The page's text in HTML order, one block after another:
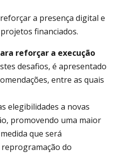
a presença digital e
financiados.
reforçar a execução
desafios, é apresentado
entre as quais
elegibilidades a novas
promovendo uma maior
que será
do